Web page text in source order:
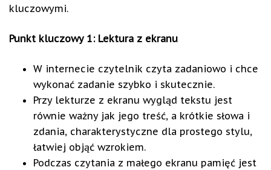
kluczowymi.
Punkt kluczowy 1: Lektura z ekranu
W internecie czytelnik czyta zadaniowo i chce
wykonać zadanie szybko i skutecznie.
Przy lekturze z ekranu wygląd tekstu jest
równie ważny jak jego treść, a krótkie słowa i
zdania, charakterystyczne dla prostego stylu,
łatwiej objąć wzrokiem.
Podczas czytania z małego ekranu pamięć jest